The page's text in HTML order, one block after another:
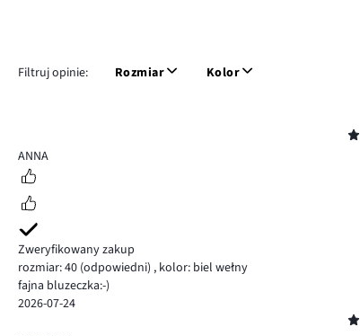
Filtruj opinie: Rozmiar Kolor
5
ANNA
Zweryfikowany zakup
rozmiar: 40 (odpowiedni) , kolor: biel wełny
fajna bluzeczka:-)
2026-07-24